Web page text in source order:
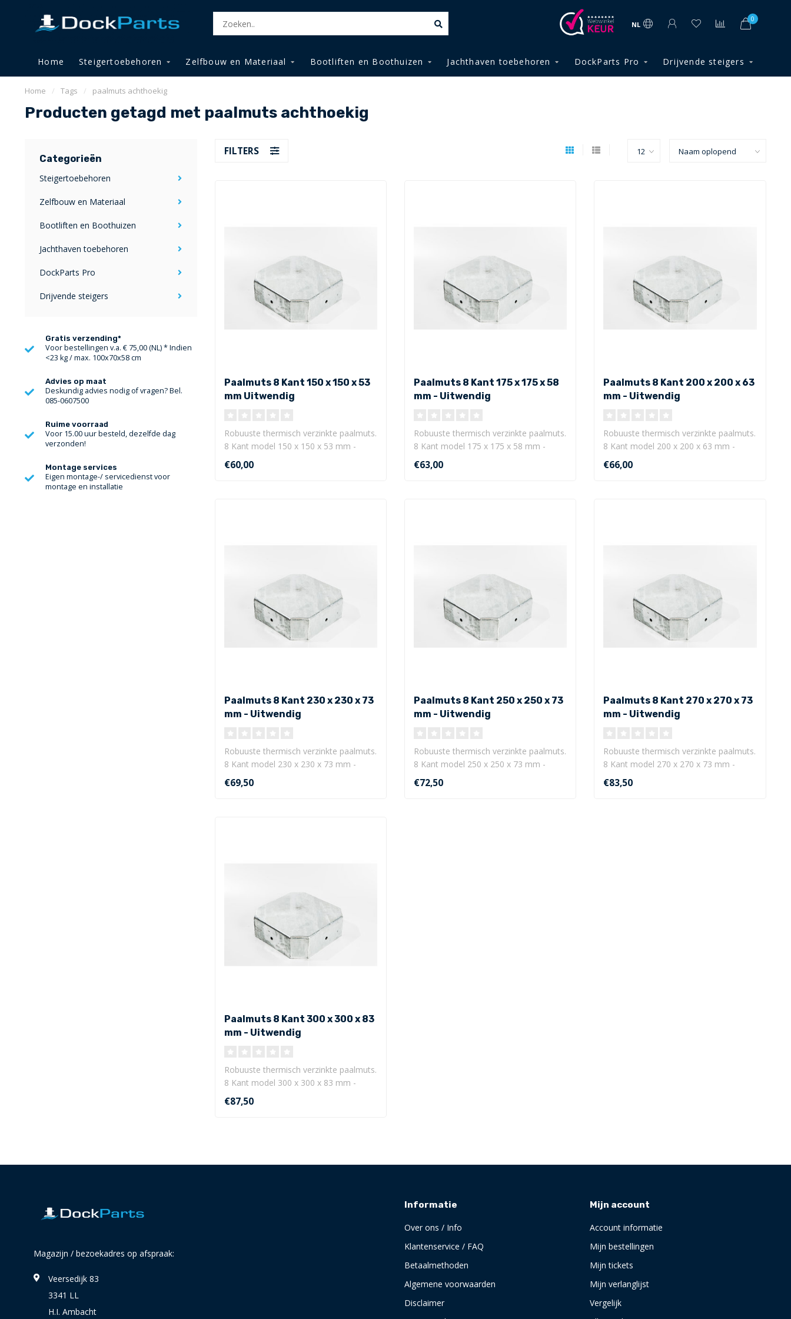
NL
0
Home Steigertoebehoren Zelfbouw en Materiaal Bootliften en Boothuizen Jachthaven toebehoren DockParts Pro Drijvende steigers
Home / Tags / paalmuts achthoekig
Producten getagd met paalmuts achthoekig
Categorieën
Steigertoebehoren
Zelfbouw en Materiaal
Bootliften en Boothuizen
Jachthaven toebehoren
DockParts Pro
Drijvende steigers
Gratis verzending*
Voor bestellingen v.a. € 75,00 (NL) * Indien
<23 kg / max. 100x70x58 cm
Advies op maat
Deskundig advies nodig of vragen? Bel.
085-0607500
Ruime voorraad
Voor 15.00 uur besteld, dezelfde dag
verzonden!
Montage services
Eigen montage-/ servicedienst voor
montage en installatie
FILTERS
Paalmuts 8 Kant 150 x 150 x 53
mm Uitwendig
Robuuste thermisch verzinkte paalmuts.
8 Kant model 150 x 150 x 53 mm -
Uitw..
€60,00
Paalmuts 8 Kant 175 x 175 x 58
mm - Uitwendig
Robuuste thermisch verzinkte paalmuts.
8 Kant model 175 x 175 x 58 mm -
Uitwe..
€63,00
Paalmuts 8 Kant 200 x 200 x 63
mm - Uitwendig
Robuuste thermisch verzinkte paalmuts.
8 Kant model 200 x 200 x 63 mm -
Uitwe..
€66,00
Paalmuts 8 Kant 230 x 230 x 73
mm - Uitwendig
Robuuste thermisch verzinkte paalmuts.
8 Kant model 230 x 230 x 73 mm -
Uitwe..
€69,50
Paalmuts 8 Kant 250 x 250 x 73
mm - Uitwendig
Robuuste thermisch verzinkte paalmuts.
8 Kant model 250 x 250 x 73 mm -
Uitwe..
€72,50
Paalmuts 8 Kant 270 x 270 x 73
mm - Uitwendig
Robuuste thermisch verzinkte paalmuts.
8 Kant model 270 x 270 x 73 mm -
Uitwe..
€83,50
Paalmuts 8 Kant 300 x 300 x 83
mm - Uitwendig
Robuuste thermisch verzinkte paalmuts.
8 Kant model 300 x 300 x 83 mm -
Uitwe..
€87,50
Magazijn / bezoekadres op afspraak:
Veersedijk 83
3341 LL
H.I. Ambacht
Informatie
Over ons / Info
Klantenservice / FAQ
Betaalmethoden
Algemene voorwaarden
Disclaimer
Mijn account
Account informatie
Mijn bestellingen
Mijn tickets
Mijn verlanglijst
Vergelijk